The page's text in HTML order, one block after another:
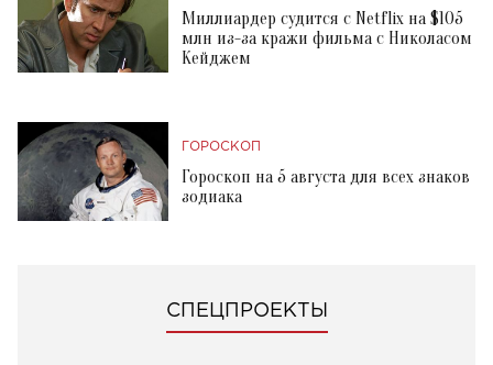
Миллиардер судится с Netflix на $105
млн из-за кражи фильма с Николасом
Кейджем
ГОРОСКОП
Гороскоп на 5 августа для всех знаков
зодиака
СПЕЦПРОЕКТЫ